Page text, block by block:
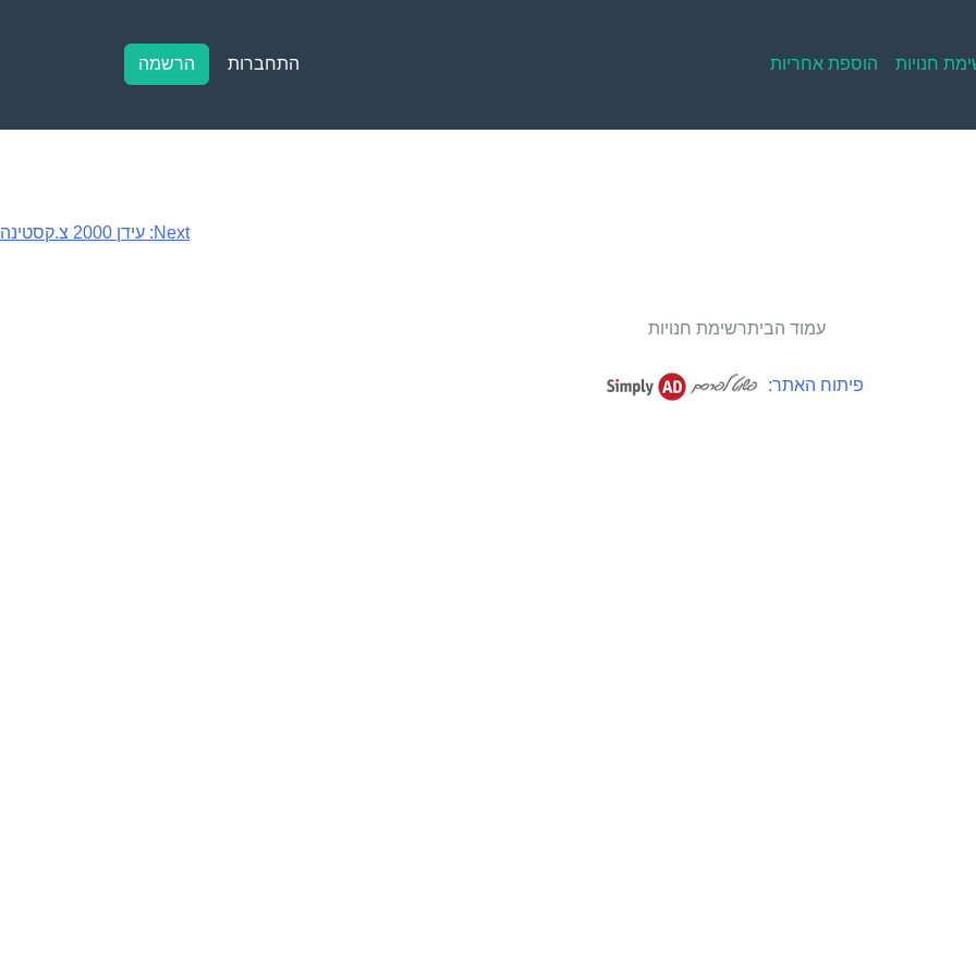
חנויות הוספת אחריות התחברות הרשמה
Next: עידן 2000 צ.קסטינה
עמוד הביתרשימת חנויות
פיתוח האתר: